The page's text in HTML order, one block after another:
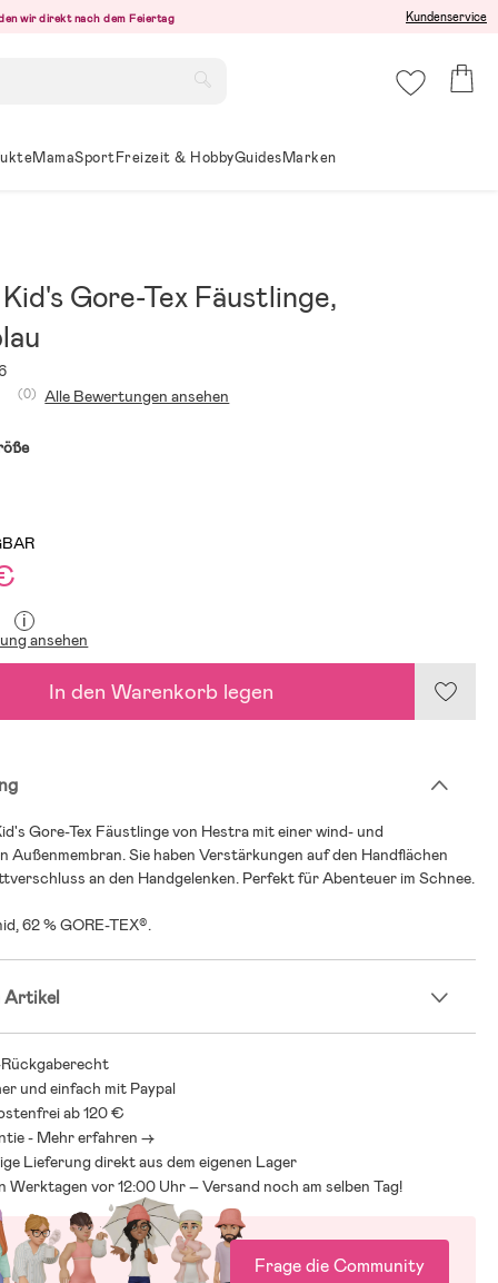
wir direkt nach dem Feiertag Kundenservice
MamaSportFreizeit & HobbyGuidesMarken
Gore-Tex Fäustlinge,
(0) Alle Bewertungen ansehen
i
ansehen
In den Warenkorb legen
Gore-Tex Fäustlinge von Hestra mit einer wind- und
Außenmembran. Sie haben Verstärkungen auf den Handflächen
an den Handgelenken. Perfekt für Abenteuer im Schnee.
62 % GORE-TEX®.
Artikel
und einfach mit Paypal
ab 120 €
- Mehr erfahren ->
Lieferung direkt aus dem eigenen Lager
Werktagen vor 12:00 Uhr – Versand noch am selben Tag!
Frage die Community